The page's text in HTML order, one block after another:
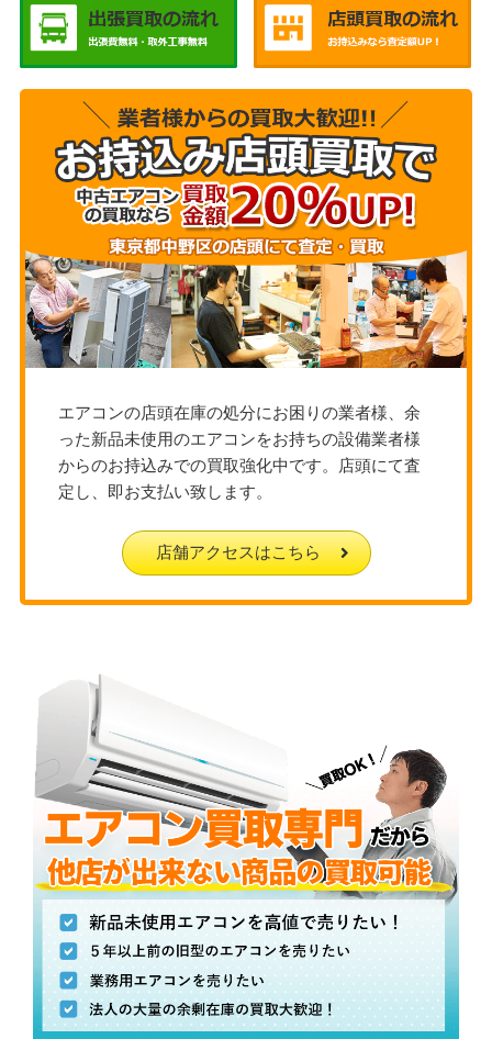
エアコンの店頭在庫の処分にお困りの業者様、余
った新品未使用のエアコンをお持ちの設備業者様
からのお持込みでの買取強化中です。店頭にて査
定し、即お支払い致します。
店舗アクセスはこちら